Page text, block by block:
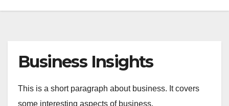
Business Insights
This is a short paragraph about business. It covers
some interesting aspects of business.